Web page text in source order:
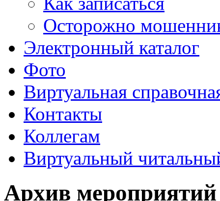
Осторожно
Электронный каталог
Фото
Виртуальная
Контакты
Коллегам
Виртуальный
Архив мероприятий